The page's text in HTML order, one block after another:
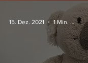
15. Dez. 2021 1 Min. Lesezeit